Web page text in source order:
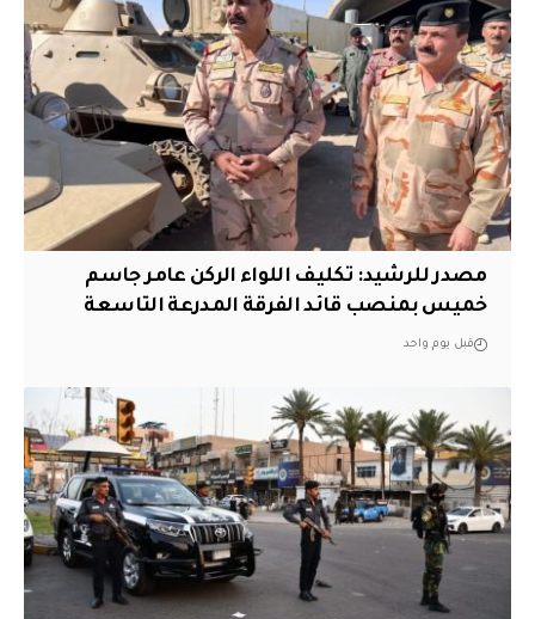
مصدر للرشيد: تكليف اللواء الركن عامر جاسم
خميس بمنصب قائد الفرقة المدرعة التاسعة
قبل يوم واحد